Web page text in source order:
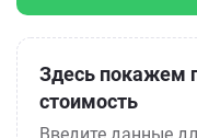
Здесь покажем
стоимость